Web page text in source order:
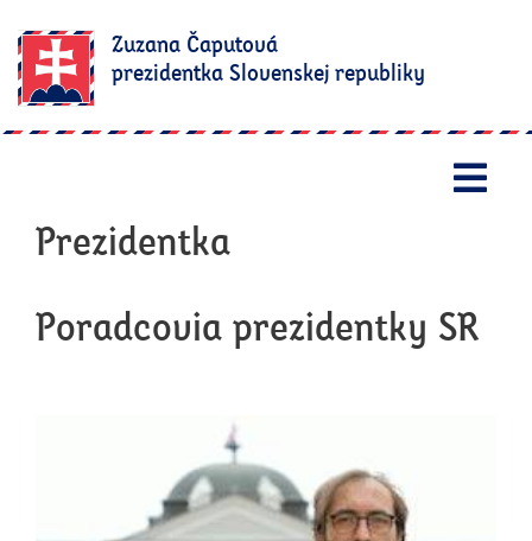
Zuzana Čaputová
prezidentka Slovenskej republiky
Prezidentka
Poradcovia prezidentky SR